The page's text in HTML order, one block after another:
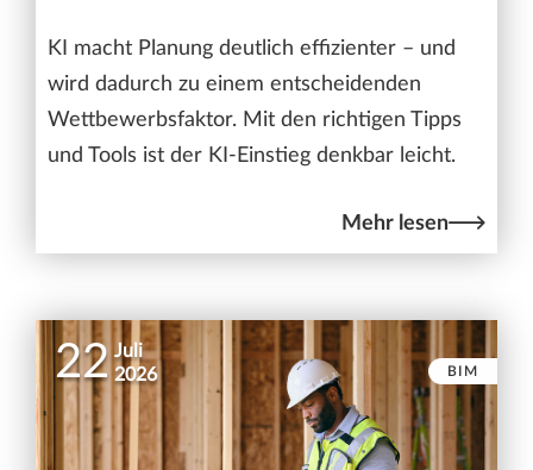
KI macht Planung deutlich effizienter – und
wird dadurch zu einem entscheidenden
Wettbewerbsfaktor. Mit den richtigen Tipps
und Tools ist der KI-Einstieg denkbar leicht.
Mehr lesen
22 Juli
2026
BIM